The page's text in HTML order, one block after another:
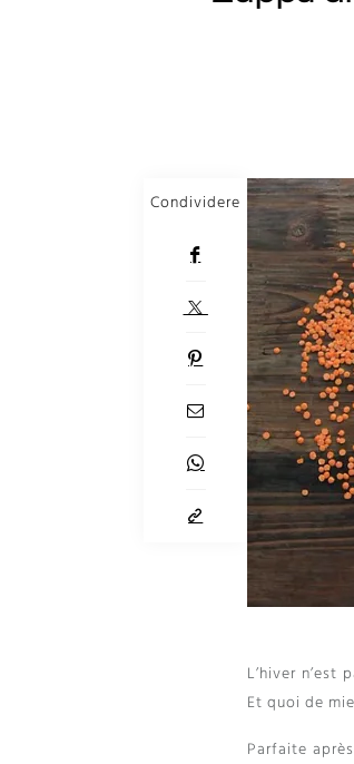
Condividere
L’hiver
Et quoi de
Parfaite